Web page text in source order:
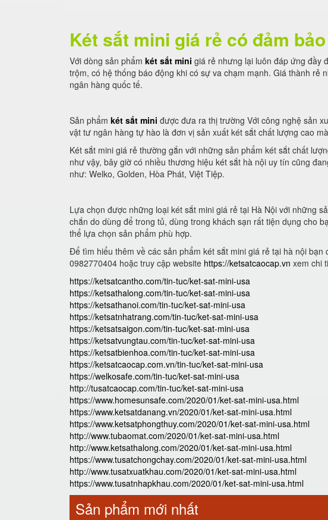
Két sắt mini giá rẻ có đảm
Với dòng sản phẩm két sắt mini giá rẻ nhưng lại luôn đáp ứng đầy
trộm, có hệ thống báo động khi có sự va chạm mạnh. Giá thành
ngân hàng quốc tế.
Sản phẩm két sắt mini được đưa ra thị trường Với công nghệ sản
vật tư ngân hàng tự hào là đơn vị sản xuất két sắt chất lượng cao
Két sắt mini giá rẻ thường gắn với những sản phẩm két sắt chất
như vậy, bây giờ có nhiều thương hiệu két sắt hà nội uy tín cũng
như: Welko, Golden, Hòa Phát, Việt Tiệp.
Lựa chọn được những loại két sắt mini giá rẻ tại Hà Nội với những
chắn do dùng để trong tủ, dùng trong khách sạn rất tiện dụng cho
thể lựa chọn sản phẩm phù hợp.
Để tìm hiểu thêm về các sản phẩm két sắt mini giá rẻ tại hà nội
0982770404 hoặc truy cập website https://ketsatcaocap.vn xem chi
https://ketsatcantho.com/tin-tuc/ket-sat-mini-usa
https://ketsathalong.com/tin-tuc/ket-sat-mini-usa
https://ketsathanoi.com/tin-tuc/ket-sat-mini-usa
https://ketsatnhatrang.com/tin-tuc/ket-sat-mini-usa
https://ketsatsaigon.com/tin-tuc/ket-sat-mini-usa
https://ketsatvungtau.com/tin-tuc/ket-sat-mini-usa
https://ketsatbienhoa.com/tin-tuc/ket-sat-mini-usa
https://ketsatcaocap.com.vn/tin-tuc/ket-sat-mini-usa
https://welkosafe.com/tin-tuc/ket-sat-mini-usa
http://tusatcaocap.com/tin-tuc/ket-sat-mini-usa
https://www.homesunsafe.com/2020/01/ket-sat-mini-usa.html
https://www.ketsatdanang.vn/2020/01/ket-sat-mini-usa.html
https://www.ketsatphongthuy.com/2020/01/ket-sat-mini-usa.html
http://www.tubaomat.com/2020/01/ket-sat-mini-usa.html
http://www.ketsathalong.com/2020/01/ket-sat-mini-usa.html
https://www.tusatchongchay.com/2020/01/ket-sat-mini-usa.html
http://www.tusatxuatkhau.com/2020/01/ket-sat-mini-usa.html
https://www.tusatnhapkhau.com/2020/01/ket-sat-mini-usa.html
Sản phẩm mới nhất